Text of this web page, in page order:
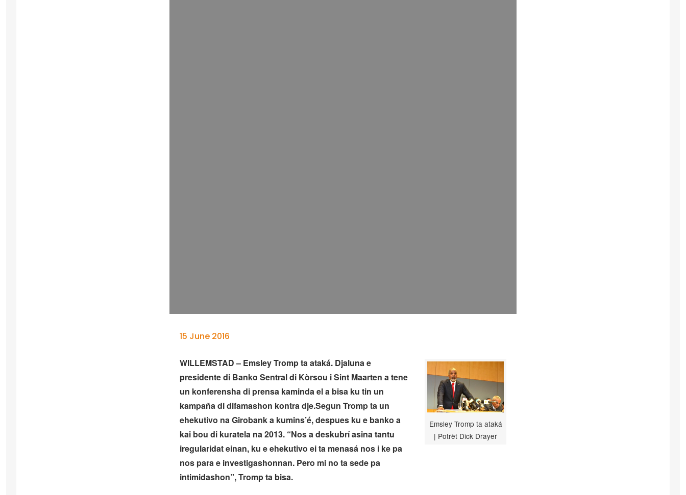
15 June 2016
Emsley Tromp ta ataká
| Potrèt Dick Drayer
WILLEMSTAD – Emsley Tromp ta ataká. Djaluna e
presidente di Banko Sentral di Kòrsou i Sint Maarten a tene
un konferensha di prensa kaminda el a bisa ku tin un
kampaña di difamashon kontra dje.Segun Tromp ta un
ehekutivo na Girobank a kumins’é, despues ku e banko a
kai bou di kuratela na 2013. “Nos a deskubrí asina tantu
iregularidat einan, ku e ehekutivo ei ta menasá nos i ke pa
nos para e investigashonnan. Pero mi no ta sede pa
intimidashon”, Tromp ta bisa.